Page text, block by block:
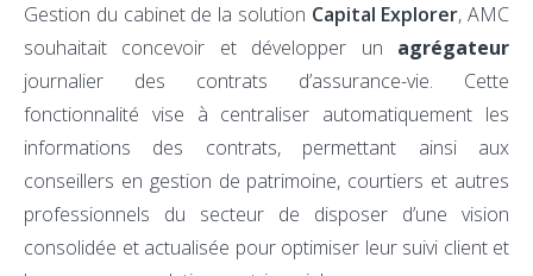
Gestion du cabinet de la solution Capital Explorer, AMC
souhaitait concevoir et développer un agrégateur
journalier des contrats d’assurance-vie. Cette
fonctionnalité vise à centraliser automatiquement les
informations des contrats, permettant ainsi aux
conseillers en gestion de patrimoine, courtiers et autres
professionnels du secteur de disposer d’une vision
consolidée et actualisée pour optimiser leur suivi client et